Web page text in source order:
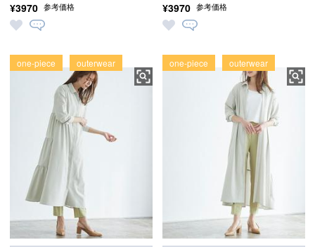
ーディガン【2021春新
色】[72h限定
(3/8 9:59まで)【3月11日
頃より順次発送】
¥3970 参考価格
ーディガン【2021春新
色】[72h限定
(3/8 9:59まで)【3月11日
頃より順次発送】
¥3970 参考価格
one-piece outerwear one-piece outerwear